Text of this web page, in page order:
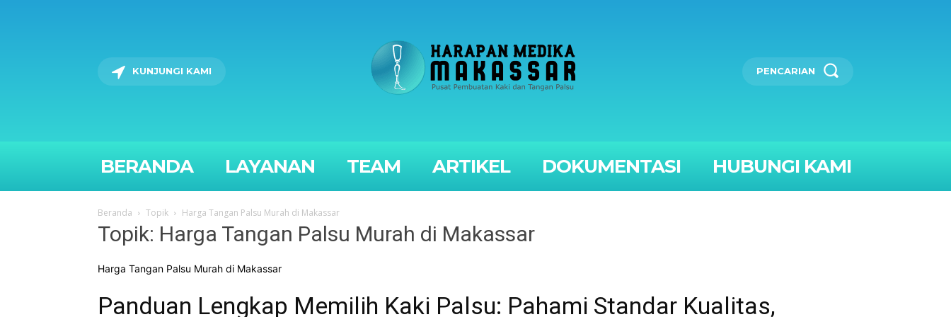
KUNJUNGI KAMI PENCARIAN
BERANDA LAYANAN TEAM ARTIKEL DOKUMENTASI HUBUNGI KAMI
Beranda Topik Harga Tangan Palsu Murah di Makassar
Topik: Harga Tangan Palsu Murah di Makassar
Harga Tangan Palsu Murah di Makassar
Panduan Lengkap Memilih Kaki Palsu: Pahami Standar Kualitas,